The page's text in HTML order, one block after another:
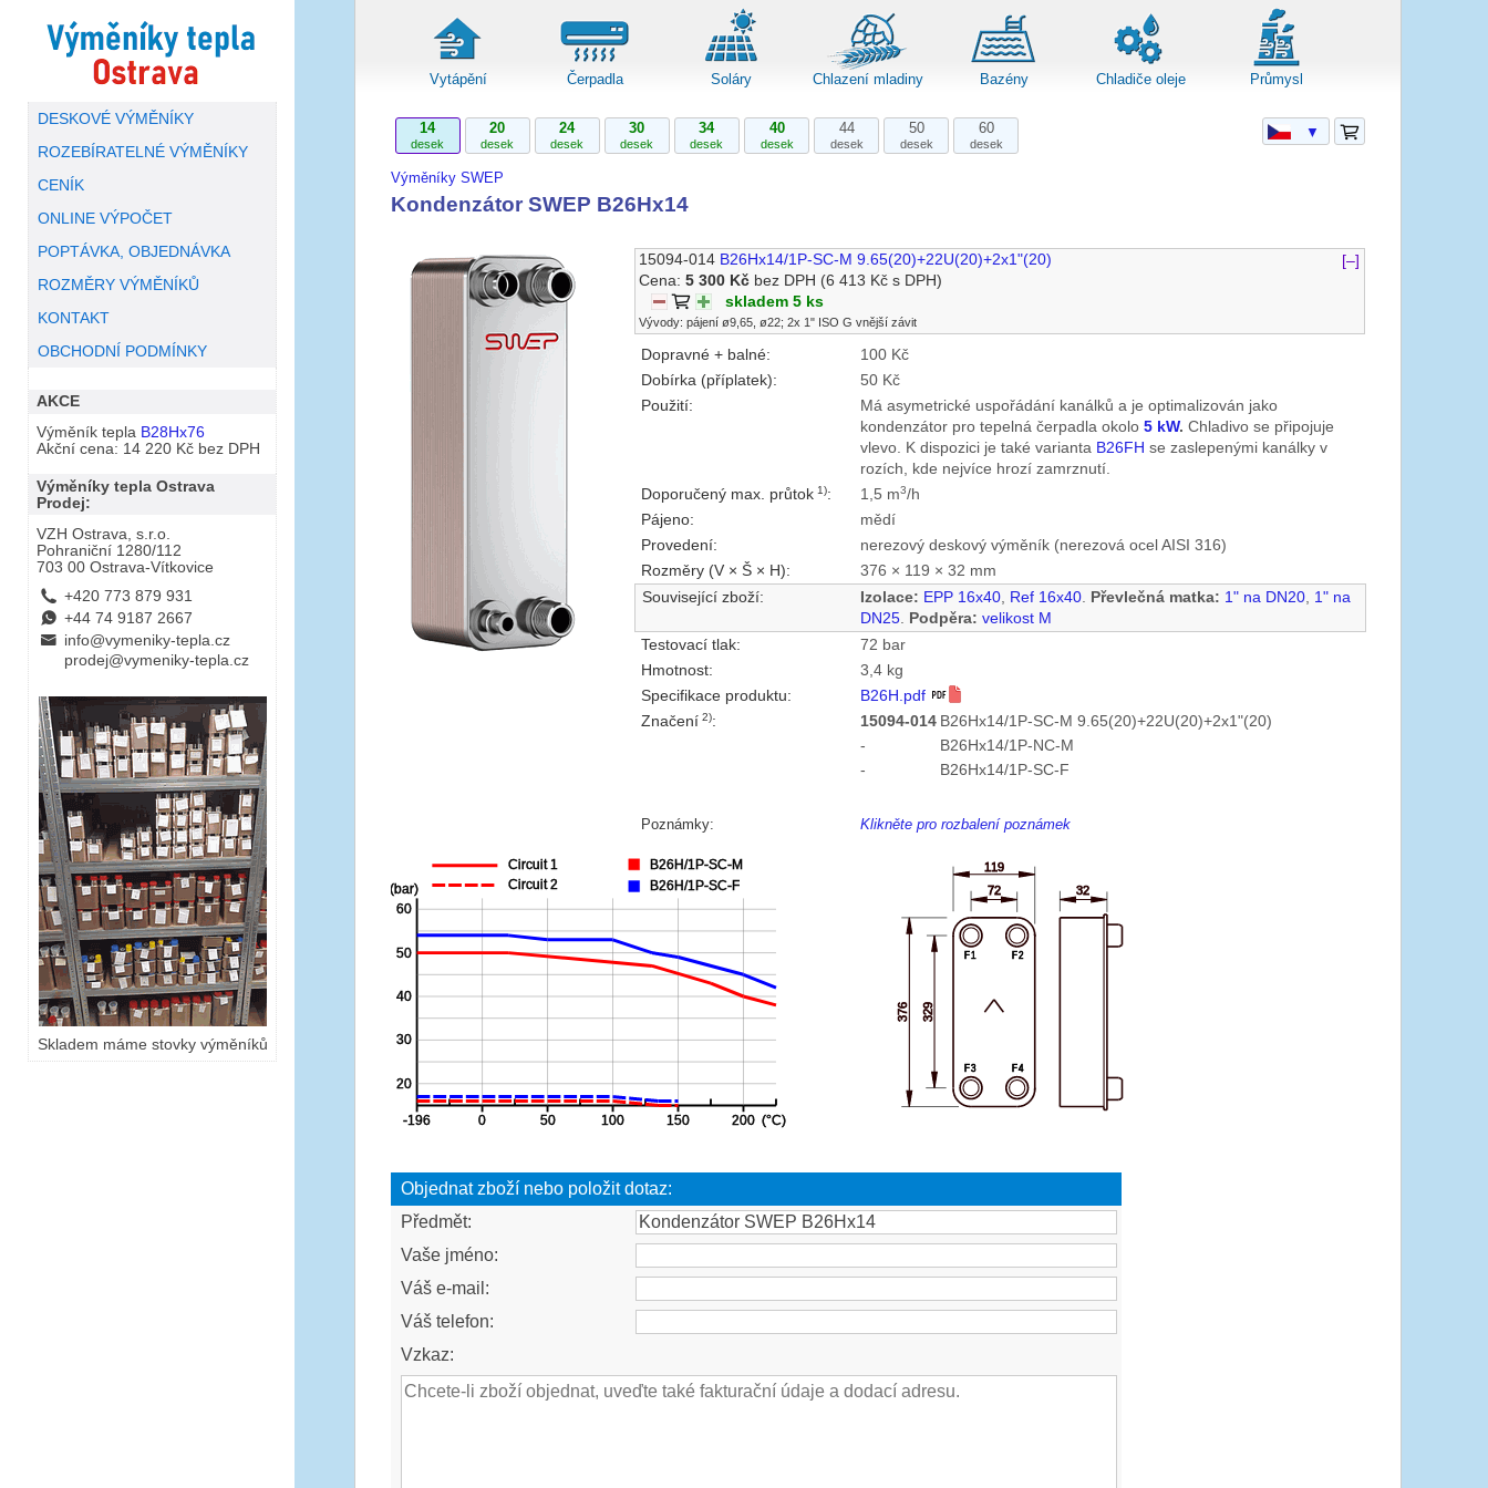
DESKOVÉ VÝMĚNÍKY
ROZEBÍRATELNÉ VÝMĚNÍKY
CENÍK
ONLINE VÝPOČET
POPTÁVKA, OBJEDNÁVKA
ROZMĚRY VÝMĚNÍKŮ
KONTAKT
OBCHODNÍ PODMÍNKY
AKCE
Výměník tepla B28Hx76
Akční cena: 14 220 Kč bez DPH
Výměníky tepla Ostrava
Prodej:
VZH Ostrava, s.r.o.
Pohraniční 1280/112
703 00 Ostrava-Vítkovice
L +420 773 879 931
E +44 74 9187 2667
B info@vymeniky-tepla.cz
prodej@vymeniky-tepla.cz
Skladem máme stovky výměníků
Vytápění Čerpadla Soláry Chlazení mladiny Bazény Chladiče oleje Průmysl
14
desek
20
desek
24
desek
30
desek
34
desek
40
desek
44
desek
50
desek
60
desek
Výměníky SWEP
Kondenzátor SWEP B26Hx14
15094-014 B26Hx14/1P-SC-M 9.65(20)+22U(20)+2x1"(20)
[–]
Cena: 5 300 Kčbez DPH (6 413 Kč s DPH)
skladem 5 ks
Vývody: pájení ø9,65, ø22; 2x 1" ISO G vnější závit
Dopravné + balné:
100 Kč
Dobírka (příplatek):
50 Kč
Použití:
Má asymetrické uspořádání kanálků a je optimalizován jako
kondenzátor pro tepelná čerpadla okolo5 kW. Chladivo se připojuje
vlevo. K dispozici je také varianta B26FH se zaslepenými kanálky v
rozích, kde nejvíce hrozí zamrznutí.
Doporučený max. průtok 1): 1,5 m3/h
Pájeno:
mědí
Provedení:
nerezový deskový výměník (nerezová ocel AISI 316)
Rozměry (V × Š × H):
376 × 119 × 32 mm
Související zboží:
Izolace: EPP 16x40, Ref 16x40. Převlečná matka: 1" na DN20, 1" na
DN25. Podpěra: velikost M
Testovací tlak:
72 bar
Hmotnost:
3,4 kg
Specifikace produktu:
B26H.pdf
Značení 2): 15094-014 B26Hx14/1P-SC-M 9.65(20)+22U(20)+2x1"(20)
-
B26Hx14/1P-NC-M
-
B26Hx14/1P-SC-F
Poznámky: Klikněte pro rozbalení poznámek
Objednat zboží nebo položit dotaz:
Předmět:
Vaše jméno:
Váš e-mail:
Váš telefon:
Vzkaz:
▼